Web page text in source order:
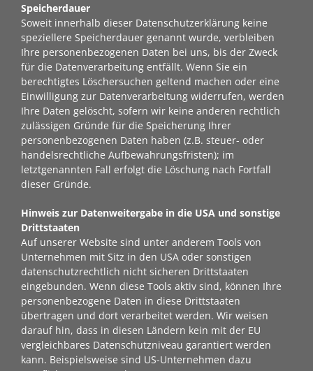
Speicherdauer
Soweit innerhalb dieser Datenschutzerklärung keine
speziellere Speicherdauer genannt wurde, verbleiben
Ihre personenbezogenen Daten bei uns, bis der Zweck
für die Datenverarbeitung entfällt. Wenn Sie ein
berechtigtes Löschersuchen geltend machen oder eine
Einwilligung zur Datenverarbeitung widerrufen, werden
Ihre Daten gelöscht, sofern wir keine anderen rechtlich
zulässigen Gründe für die Speicherung Ihrer
personenbezogenen Daten haben (z.B. steuer- oder
handelsrechtliche Aufbewahrungsfristen); im
letztgenannten Fall erfolgt die Löschung nach Fortfall
dieser Gründe.
Hinweis zur Datenweitergabe in die USA und sonstige
Drittstaaten
Auf unserer Website sind unter anderem Tools von
Unternehmen mit Sitz in den USA oder sonstigen
datenschutzrechtlich nicht sicheren Drittstaaten
eingebunden. Wenn diese Tools aktiv sind, können Ihre
personenbezogene Daten in diese Drittstaaten
übertragen und dort verarbeitet werden. Wir weisen
darauf hin, dass in diesen Ländern kein mit der EU
vergleichbares Datenschutzniveau garantiert werden
kann. Beispielsweise sind US-Unternehmen dazu